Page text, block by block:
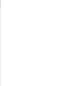
VIP
换向方
规程